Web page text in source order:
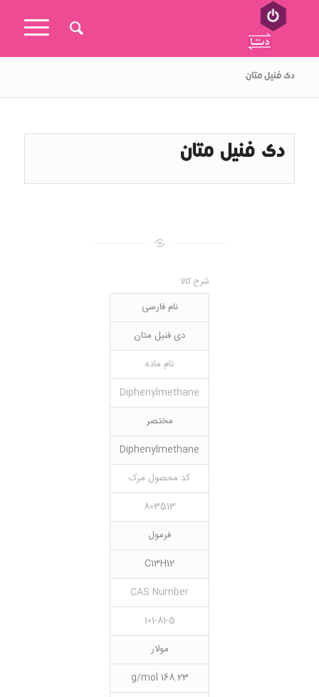
دی فنیل متان
دی فنیل متان
شرح کالا
نام فارسی
دی فنیل متان
نام ماده
Diphenylmethane
مختصر
Diphenylmethane
کد محصول مرک
803513
فرمول
C13H12
CAS Number
101-81-5
مولار
168.23 g/mol